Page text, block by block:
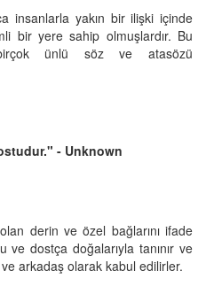
insanlarla yakın bir ilişki içinde
bir yere sahip olmuşlardır. Bu
ünlü söz ve atasözü
- Unknown
derin ve özel bağlarını ifade
ve dostça doğalarıyla tanınır ve
arkadaş olarak kabul edilirler.